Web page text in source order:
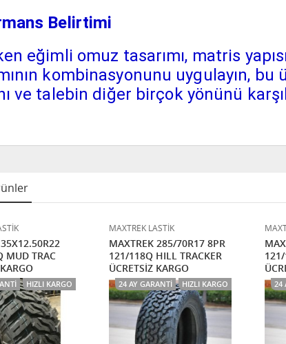
Belirtimi
eğimli omuz tasarımı, matris
kombinasyonunu uygulayın,
ve talebin diğer birçok yönünü
MUD TRAC
HIZLI KARGO
MAXTREK LASTİK
MAXTREK 285/70R17 8PR
121/118Q HILL TRACKER
ÜCRETSİZ KARGO
24 AY GARANTI HIZLI KARGO 24